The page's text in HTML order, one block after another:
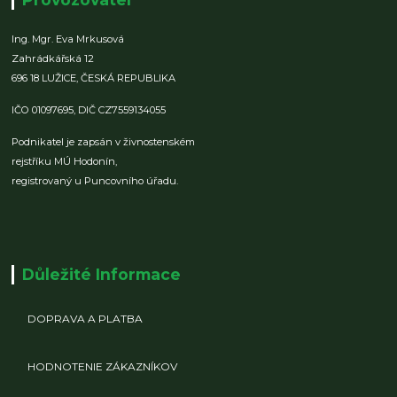
Ing. Mgr. Eva Mrkusová
Zahrádkářská 12
696 18 LUŽICE,ČESKÁ REPUBLIKA
IČO 01097695, DIČ CZ7559134055
Podnikatel je zapsán v živnostenském
rejstříku MÚ Hodonín,
registrovaný u Puncovního úřadu.
Důležité Informace
DOPRAVA A PLATBA
HODNOTENIE ZÁKAZNÍKOV